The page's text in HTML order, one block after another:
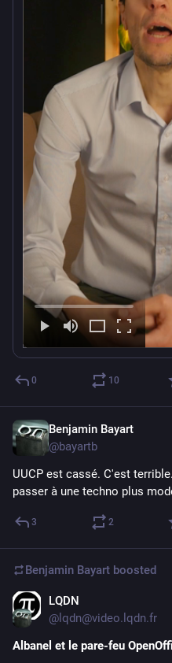
0 10
Benjamin Bayart
@bayartb
UUCP est cassé. C'est
passer à une techno plus
3 2
Benjamin Bayart boosted
LQDN
@lqdn@video.lqdn.fr
Albanel et le pare-feu